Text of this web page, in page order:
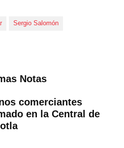
Sergio Salomón
Notas
comerciantes
en la Central de